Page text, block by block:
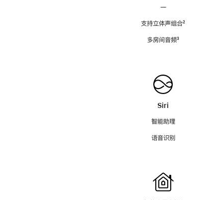
—
支持立体声组合脚
²
多房间音频脚
³
Siri
智能助理
语音识别